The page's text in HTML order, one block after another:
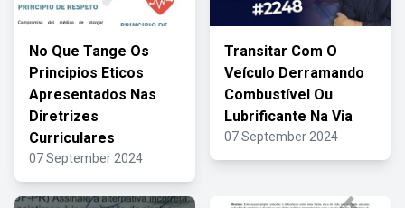
No Que Tange Os
Principios Eticos
Apresentados Nas
Diretrizes
Curriculares
07 September 2024
Transitar Com O
Veículo Derramando
Combustível Ou
Lubrificante Na Via
07 September 2024